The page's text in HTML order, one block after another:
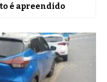
é apreendido